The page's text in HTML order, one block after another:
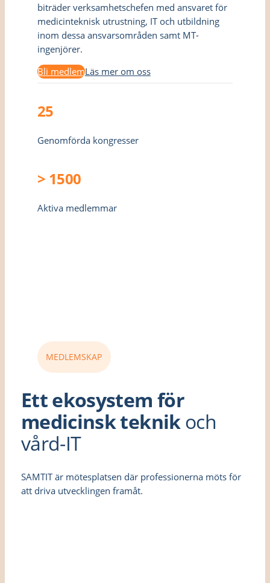
biträder verksamhetschefen med ansvaret för
medicinteknisk utrustning, IT och utbildning
inom dessa ansvarsområden samt MT-
ingenjörer.
Bli medlemLäs mer om oss
25
Genomförda kongresser
> 1500
Aktiva medlemmar
MEDLEMSKAP
Ett ekosystem för
medicinsk teknikoch
vård-IT
SAMTIT är mötesplatsen där professionerna möts för
att driva utvecklingen framåt.